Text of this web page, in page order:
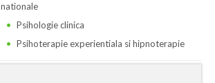
nationale
Psihologie clinica
Psihoterapie experientiala si hipnoterapie